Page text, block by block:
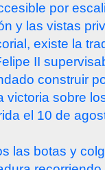
por
y las vistas
existe la
II
construir
victoria sobre
el 10 de
las botas y